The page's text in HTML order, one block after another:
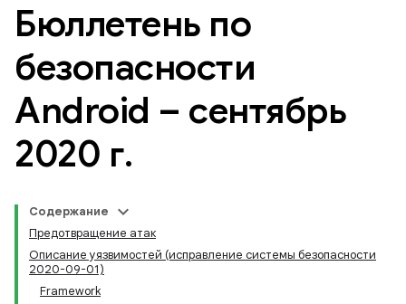
Бюллетень по
безопасности
Android – сентябрь
2020 г.
Содержание
Предотвращение атак
Описание уязвимостей (исправление системы безопасности
2020-09-01)
Framework